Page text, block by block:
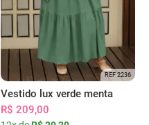
REF 2236
Vestido lux verde menta
R$ 209,00